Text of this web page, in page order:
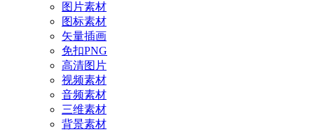
图片素材
图标素材
矢量插画
免扣PNG
高清图片
视频素材
音频素材
三维素材
背景素材